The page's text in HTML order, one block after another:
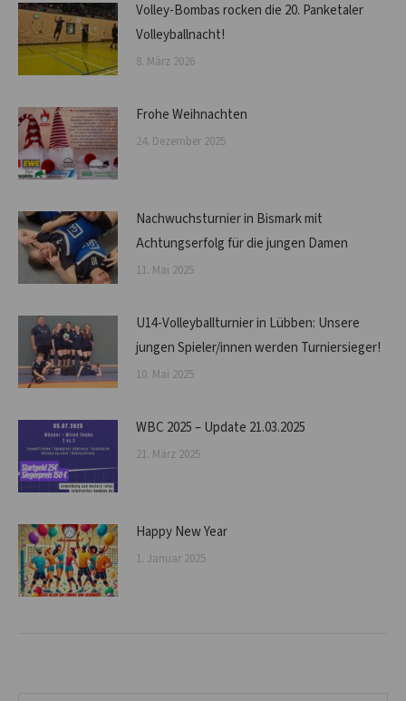
Volley-Bombas rocken die 20. Panketaler
Volleyballnacht!
8. März 2026
Frohe Weihnachten
24. Dezember 2025
Nachwuchsturnier in Bismark mit
Achtungserfolg für die jungen Damen
11. Mai 2025
U14-Volleyballturnier in Lübben: Unsere
jungen Spieler/innen werden Turniersieger!
10. Mai 2025
WBC 2025 – Update 21.03.2025
21. März 2025
Happy New Year
1. Januar 2025